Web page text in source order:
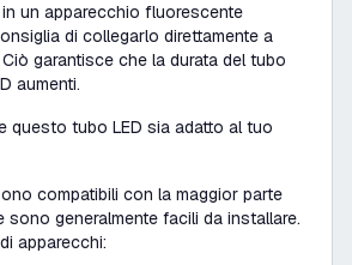
un apparecchio fluorescente
di collegarlo direttamente a
garantisce che la durata del tubo
aumenti.
questo tubo LED sia adatto al tuo
compatibili con la maggior parte
sono generalmente facili da installare.
apparecchi: